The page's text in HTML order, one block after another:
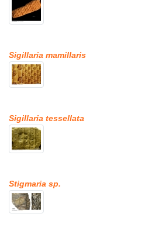
Sigillaria mamillaris
Sigillaria tessellata
Stigmaria sp.